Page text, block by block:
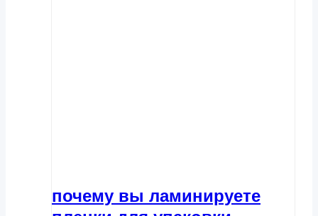
почему вы ламинируете